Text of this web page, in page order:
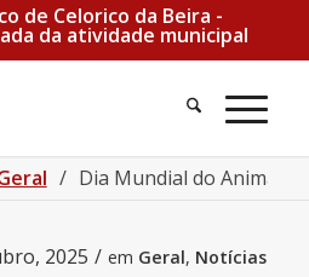
de Celorico da Beira -
da atividade municipal
Pesquisa
/ Dia Mundial do Animal |
2025 / em Geral, Notícias